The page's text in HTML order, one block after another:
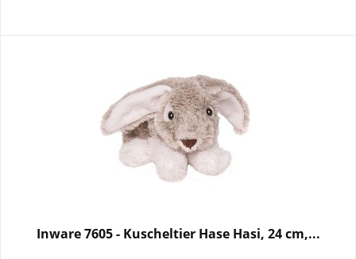
Inware 7605 - Kuscheltier Hase Hasi, 24 cm,...